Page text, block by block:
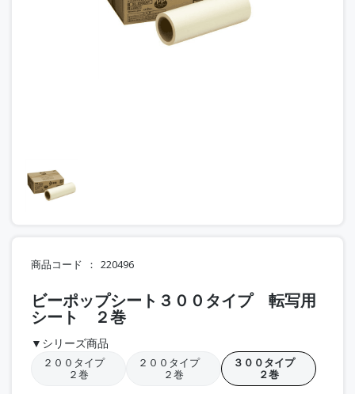
商品コード 220496
ビーポップシート３００タイプ 転写用
シート ２巻
▼シリーズ商品
２００タイプ
２巻
２００タイプ
２巻
３００タイプ
２巻